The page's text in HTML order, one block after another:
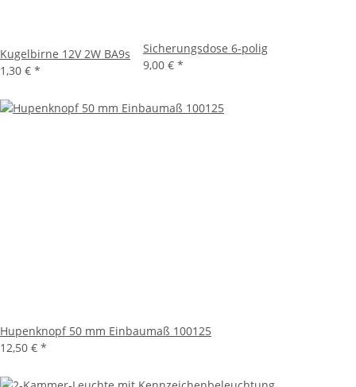
Kugelbirne 12V 2W BA9s
1,30 € *
Sicherungsdose 6-polig
9,00 € *
Hupenknopf 50 mm Einbaumaß 100125
12,50 € *